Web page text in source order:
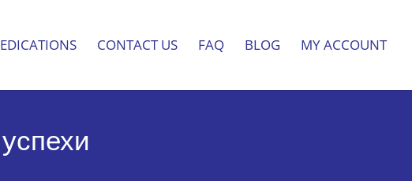
CONTACT US FAQ BLOG MY ACCOUNT